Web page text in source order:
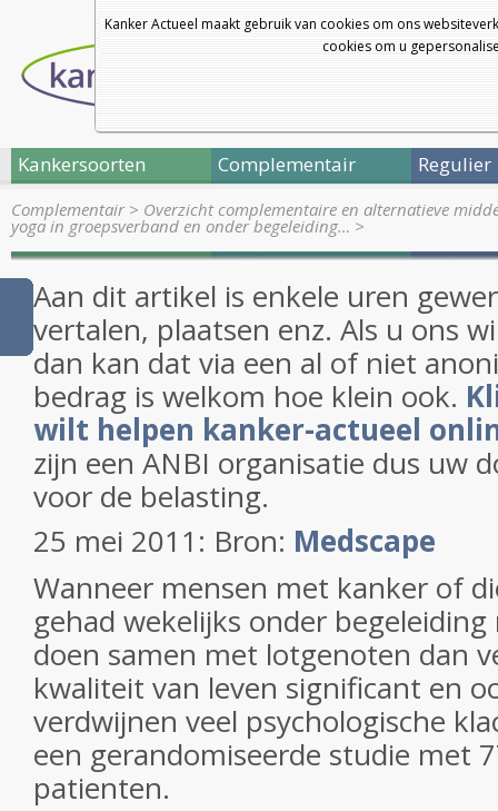
Kanker Actueel maakt gebruik van cookies om ons
cookies om u
Kankersoorten Complementair Regulier
Complementair> Overzicht complementaire en alternatieve
yoga in groepsverband en onder begeleiding… >
Aan dit artikel is enkele uren
vertalen, plaatsen enz. Als u ons
dan kan dat via een al of niet
bedrag is welkom hoe klein ook.
wilt helpen kanker-actueel
zijn een ANBI organisatie dus uw
voor de belasting.
25 mei 2011: Bron: Medscape
Wanneer mensen met kanker of
gehad wekelijks onder
doen samen met lotgenoten dan
kwaliteit van leven significant en
verdwijnen veel psychologische
een gerandomiseerde studie met
patienten.